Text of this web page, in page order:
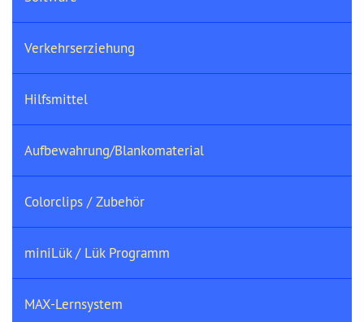
Verkehrserziehung
Hilfsmittel
Aufbewahrung/Blankomaterial
Colorclips / Zubehör
miniLük / Lük Programm
MAX-Lernsystem